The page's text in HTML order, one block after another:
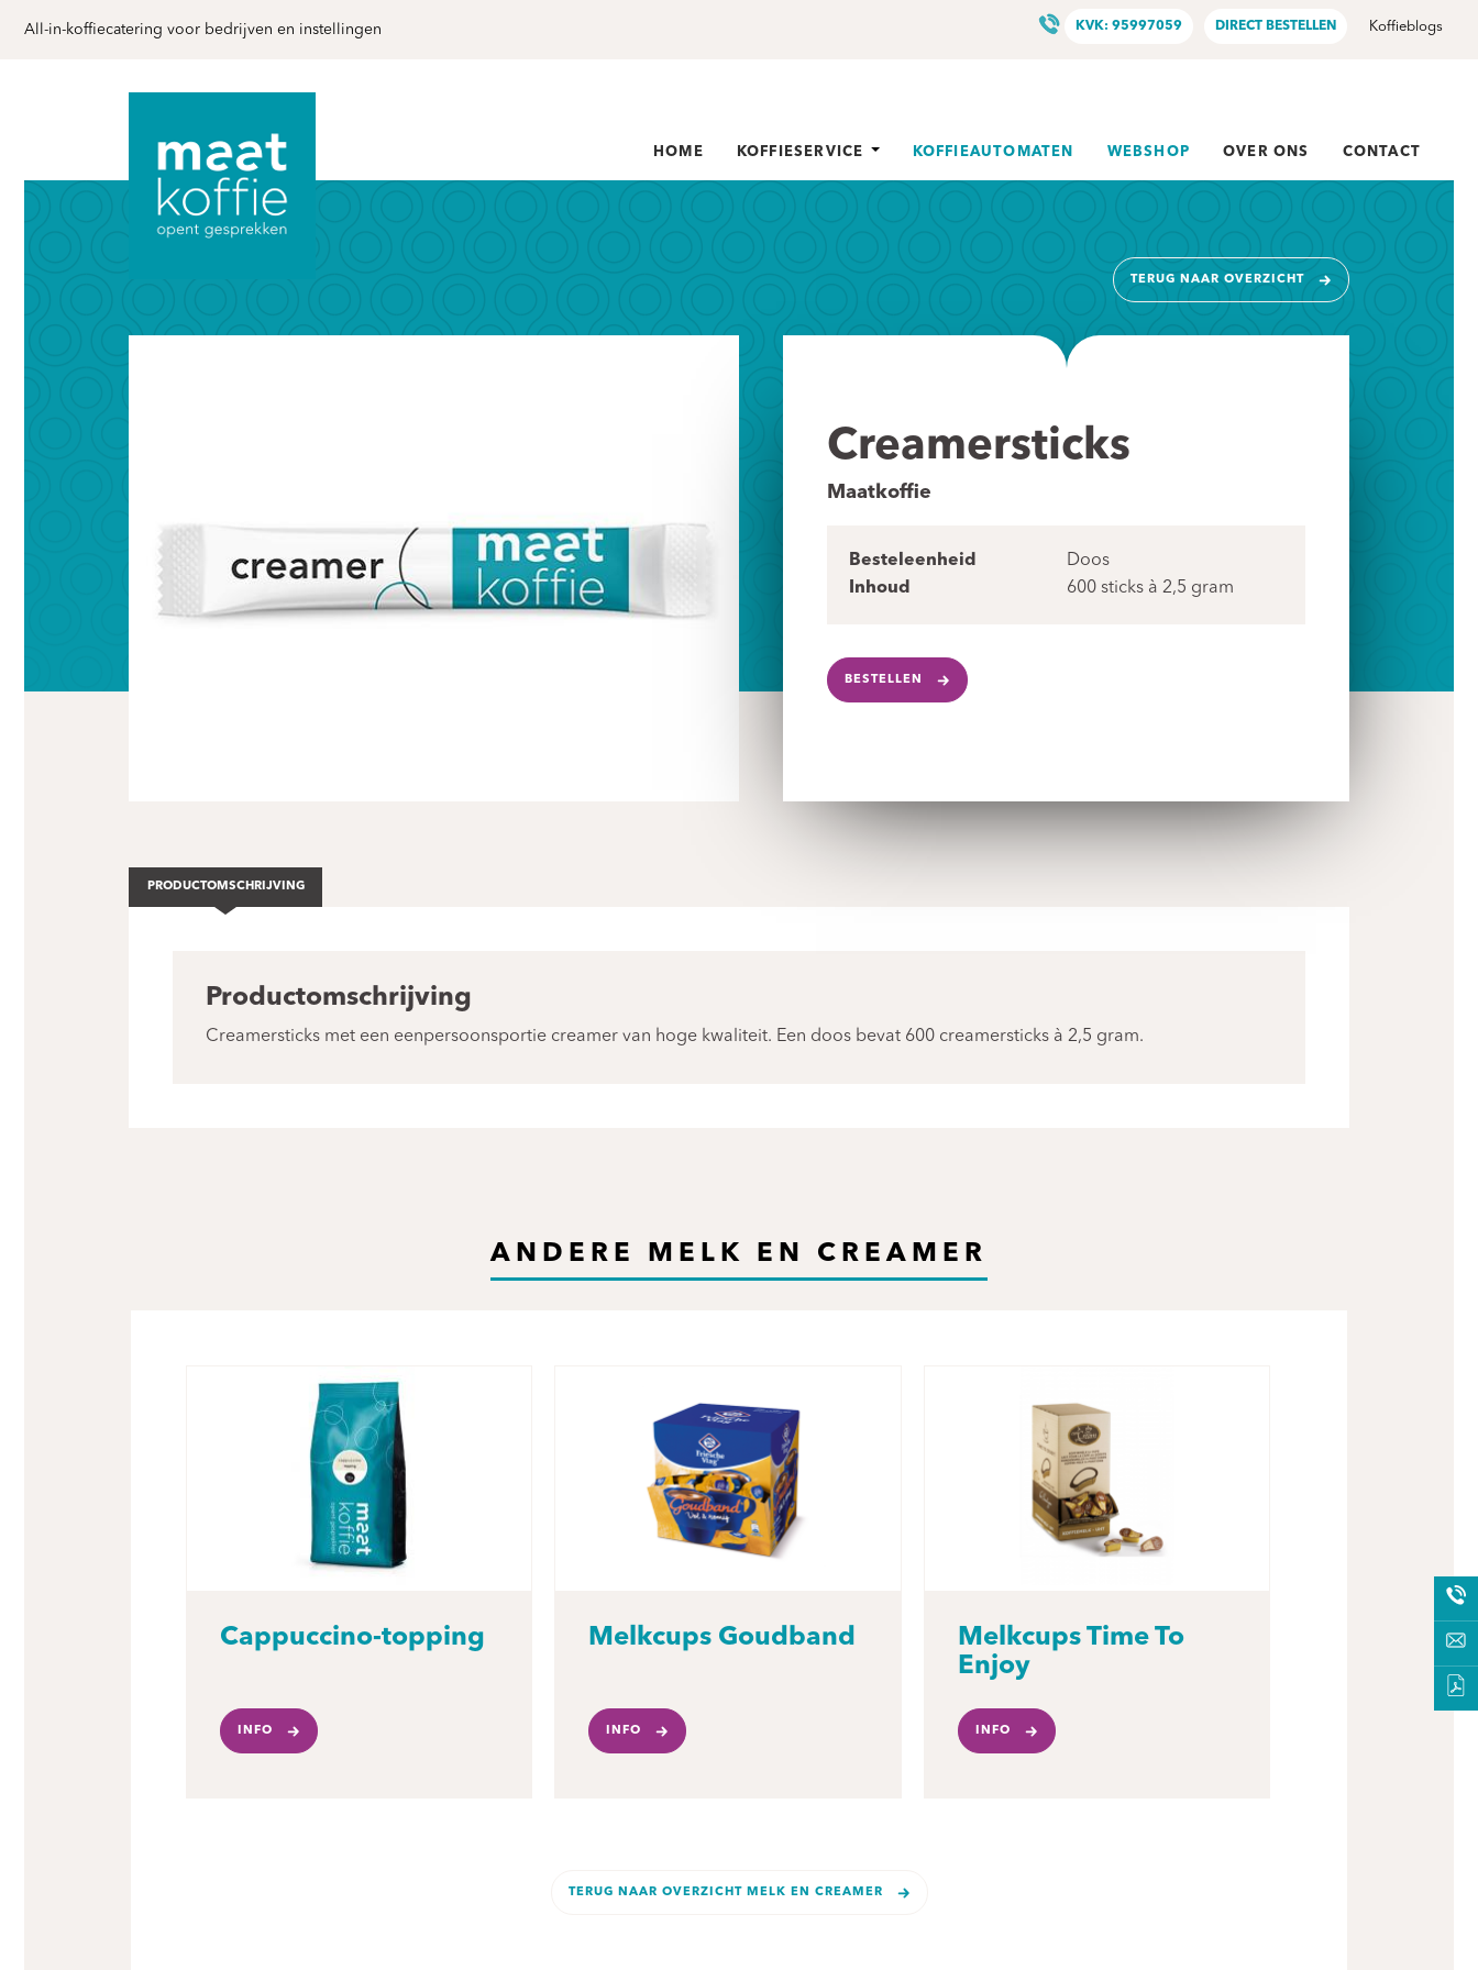
All-in-koffiecatering voor bedrijven en instellingen KVK: 95997059 DIRECT BESTELLEN Koffieblogs
HOME KOFFIESERVICE KOFFIEAUTOMATEN WEBSHOP OVER ONS CONTACT
TERUG NAAR OVERZICHT
Creamersticks
Maatkoffie
Besteleenheid
Inhoud
Doos
600 sticks à 2,5 gram
BESTELLEN
PRODUCTOMSCHRIJVING
Productomschrijving
Creamersticks met een eenpersoonsportie creamer van hoge kwaliteit. Een doos bevat 600 creamersticks à 2,5 gram.
ANDERE MELK EN CREAMER
Cappuccino-topping
INFO
Melkcups Goudband
INFO
Melkcups Time To
Enjoy
INFO
TERUG NAAR OVERZICHT MELK EN CREAMER